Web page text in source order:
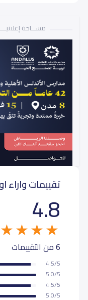
ثالث ثانوي (Grade 12)
مســـاحة
تقييمات واراء
4.8
6 من التقييمات
4.5/5
5.0/5
4.5/5
5.0/5